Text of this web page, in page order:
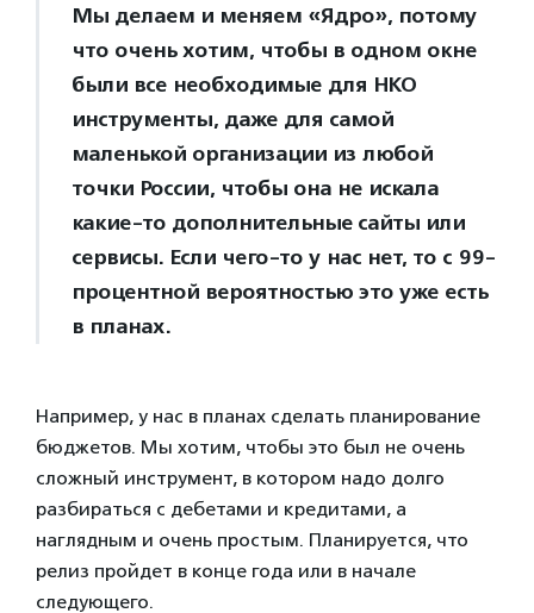
Мы делаем и меняем «Ядро», потому
что очень хотим, чтобы в одном окне
были все необходимые для НКО
инструменты, даже для самой
маленькой организации из любой
точки России, чтобы она не искала
какие-то дополнительные сайты или
сервисы. Если чего-то у нас нет, то с 99-
процентной вероятностью это уже есть
в планах.
Например, у нас в планах сделать планирование
бюджетов. Мы хотим, чтобы это был не очень
сложный инструмент, в котором надо долго
разбираться с дебетами и кредитами, а
наглядным и очень простым. Планируется, что
релиз пройдет в конце года или в начале
следующего.